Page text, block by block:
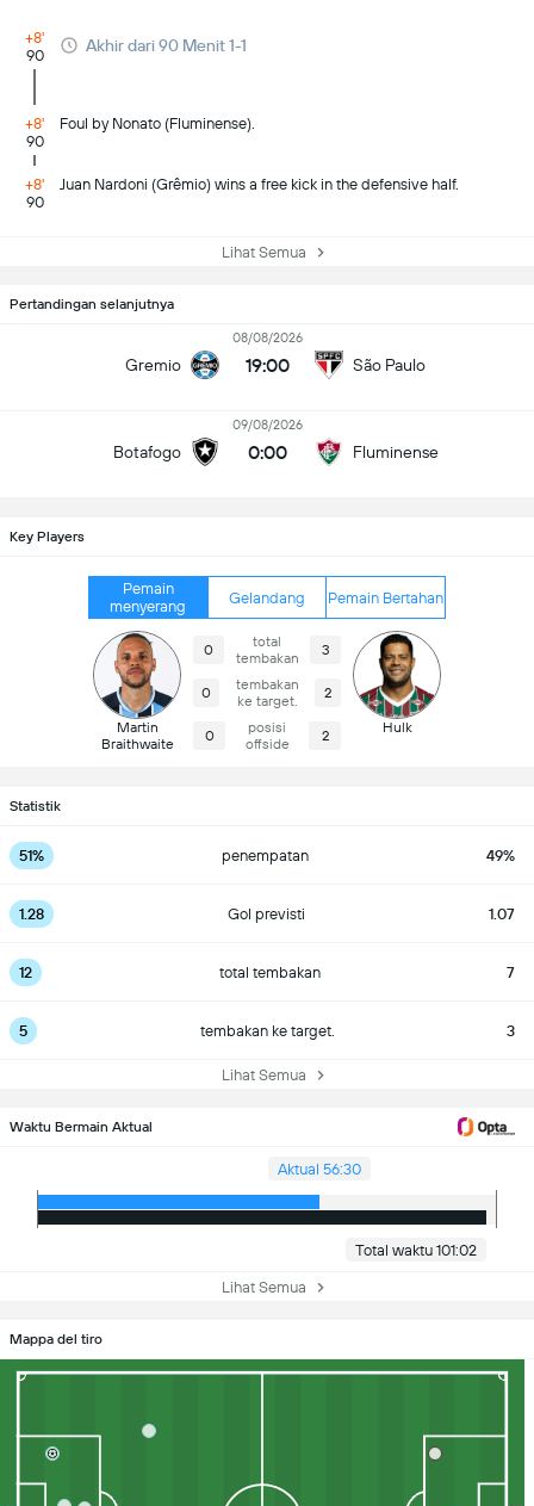
+8'
90
Akhir dari 90 Menit 1-1
+8'
90
Foul by Nonato (Fluminense).
+8'
90
Juan Nardoni (Grêmio) wins a free kick in the defensive half.
Lihat Semua
Pertandingan selanjutnya
Gremio
08/08/2026
19:00 São Paulo
Botafogo
09/08/2026
0:00 Fluminense
Key Players
Pemain
menyerang
Gelandang Pemain Bertahan
Martin
Braithwaite
0
total
tembakan
3
0
tembakan
ke target.
2
0
posisi
offside
2 Hulk
Statistik
51% penempatan 49%
1.28 Gol previsti 1.07
12 total tembakan 7
5 tembakan ke target. 3
Lihat Semua
Waktu Bermain Aktual
Aktual 56:30
Total waktu 101:02
Lihat Semua
Mappa del tiro